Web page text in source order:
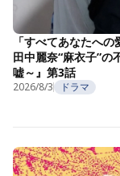
「すべてあなたへ
田中麗奈“麻衣子”
嘘～』第3話
2026/8/3 ドラマ